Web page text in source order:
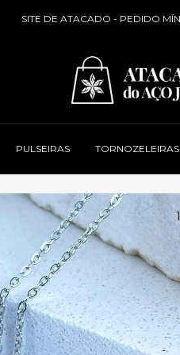
SITE DE ATACADO - PEDIDO
PULSEIRAS TORNOZELEIRAS
1